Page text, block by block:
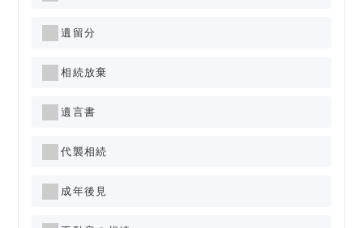
遺留分
相続放棄
遺言書
代襲相続
成年後見